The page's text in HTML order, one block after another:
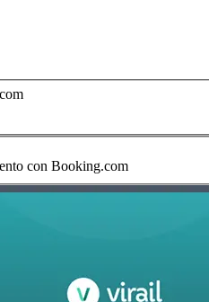
con Booking.com